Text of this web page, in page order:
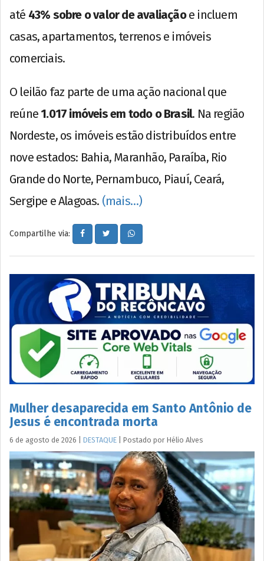
até 43% sobre o valor de avaliaçãoe incluem
casas, apartamentos, terrenos e imóveis
comerciais.
O leilão faz parte de uma ação nacional que
reúne 1.017 imóveis em todo o Brasil. Na região
Nordeste, os imóveis estão distribuídos entre
nove estados: Bahia, Maranhão, Paraíba, Rio
Grande do Norte, Pernambuco, Piauí, Ceará,
Sergipe e Alagoas. (mais…)
Compartilhe via:
Mulher desaparecida em Santo Antônio de
Jesus é encontrada morta
6 de agosto de 2026 DESTAQUE Postado por Hélio Alves